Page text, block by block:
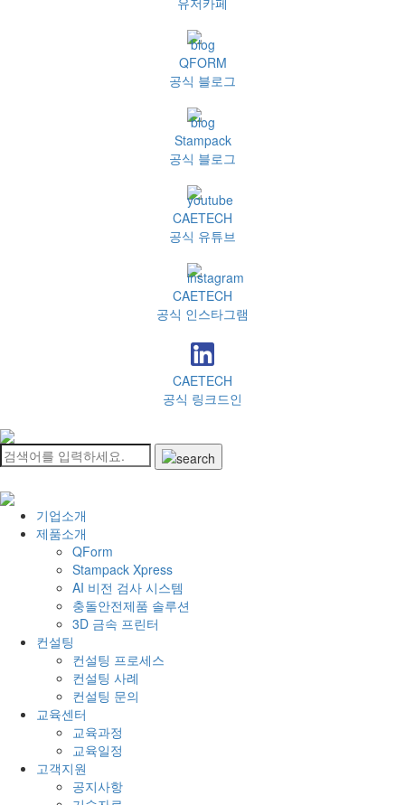
QFORM
공식 블로그
Stampack
공식 블로그
CAETECH
공식 유튜브
CAETECH
공식 인스타그램
CAETECH
공식 링크드인
기업소개
제품소개
QForm
Stampack Xpress
AI 비전 검사 시스템
충돌안전제품 솔루션
3D 금속 프린터
컨설팅
컨설팅 프로세스
컨설팅 사례
컨설팅 문의
교육센터
교육과정
교육일정
고객지원
공지사항